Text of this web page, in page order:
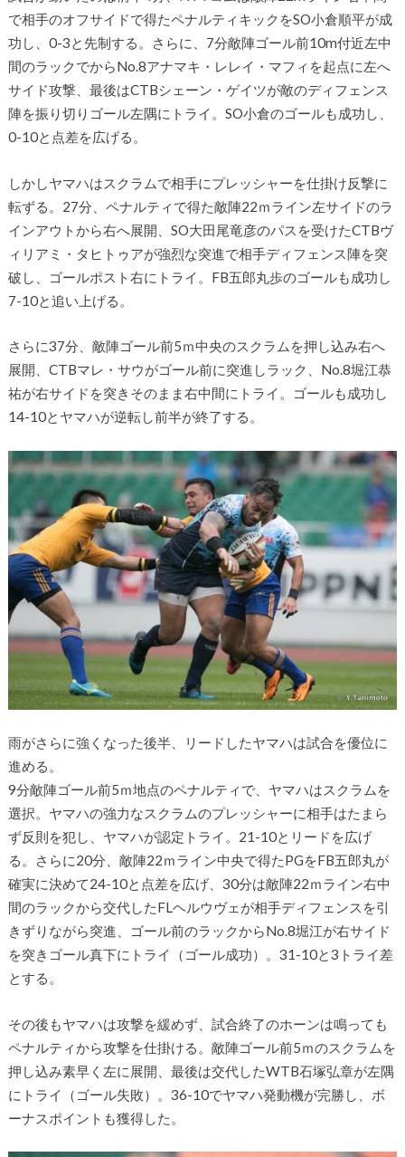
で相手のオフサイドで得たペナルティキックをSO小倉順平が成
功し、0-3と先制する。さらに、7分敵陣ゴール前10m付近左中
間のラックでからNo.8アナマキ・レレイ・マフィを起点に左へ
サイド攻撃、最後はCTBシェーン・ゲイツが敵のディフェンス
陣を振り切りゴール左隅にトライ。SO小倉のゴールも成功し、
0-10と点差を広げる。
しかしヤマハはスクラムで相手にプレッシャーを仕掛け反撃に
転ずる。27分、ペナルティで得た敵陣22ｍライン左サイドのラ
インアウトから右へ展開、SO大田尾竜彦のパスを受けたCTBヴ
ィリアミ・タヒトゥアが強烈な突進で相手ディフェンス陣を突
破し、ゴールポスト右にトライ。FB五郎丸歩のゴールも成功し
7-10と追い上げる。
さらに37分、敵陣ゴール前5ｍ中央のスクラムを押し込み右へ
展開、CTBマレ・サウがゴール前に突進しラック、No.8堀江恭
祐が右サイドを突きそのまま右中間にトライ。ゴールも成功し
14-10とヤマハが逆転し前半が終了する。
雨がさらに強くなった後半、リードしたヤマハは試合を優位に
進める。
9分敵陣ゴール前5ｍ地点のペナルティで、ヤマハはスクラムを
選択。ヤマハの強力なスクラムのプレッシャーに相手はたまら
ず反則を犯し、ヤマハが認定トライ。21-10とリードを広げ
る。さらに20分、敵陣22ｍライン中央で得たPGをFB五郎丸が
確実に決めて24-10と点差を広げ、30分は敵陣22ｍライン右中
間のラックから交代したFLヘルウヴェが相手ディフェンスを引
きずりながら突進、ゴール前のラックからNo.8堀江が右サイド
を突きゴール真下にトライ（ゴール成功）。31-10と3トライ差
とする。
その後もヤマハは攻撃を緩めず、試合終了のホーンは鳴っても
ペナルティから攻撃を仕掛ける。敵陣ゴール前5ｍのスクラムを
押し込み素早く左に展開、最後は交代したWTB石塚弘章が左隅
にトライ（ゴール失敗）。36-10でヤマハ発動機が完勝し、ボ
ーナスポイントも獲得した。